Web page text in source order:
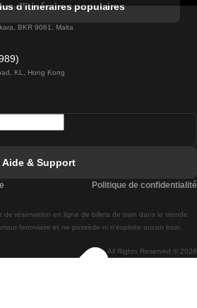
de Lisbonne à Lagos
de Lisbonne à Madrid
de Lisbonne à Braga
de Braga à Lisbonne
d'itinéraires populaires
BKR 9061, Malta
KL, Hong Kong
All Rights Reserved © 2026
de réservation en ligne de billets de train dans le monde
ferroviaire et ne possède ni n'exploite aucun train.
Aide & Support
Politique de confidentialité